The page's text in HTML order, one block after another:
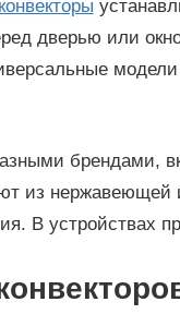
дверью или
брендами,
из
В устройствах